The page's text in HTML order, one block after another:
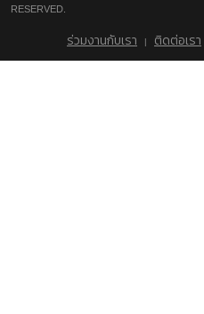
RESERVED.
ร่วมงานกับเรา | ติดต่อเรา